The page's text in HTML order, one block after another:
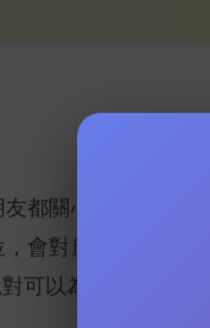
都關心呢一年嘅
會對應影響我哋嘅
對可以為自己同家人